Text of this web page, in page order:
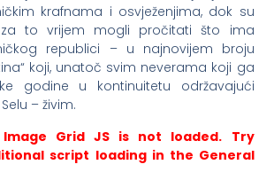
krafnama i osvježenjima, dok su
za to vrijem mogli pročitati što ima
republici – u najnovijem broju
koji, unatoč svim neverama koji ga
godine u kontinuitetu održavajući
– živim.
Grid JS is not loaded. Try
script loading in the General